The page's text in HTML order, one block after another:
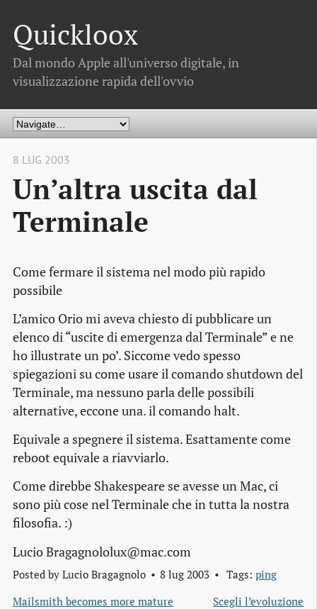
Quickloox
Dal mondo Apple all'universo digitale, in
visualizzazione rapida dell'ovvio
8 LUG 2003
Un’altra uscita dal
Terminale
Come fermare il sistema nel modo più rapido
possibile
L’amico Orio mi aveva chiesto di pubblicare un
elenco di “uscite di emergenza dal Terminale” e ne
ho illustrate un po’. Siccome vedo spesso
spiegazioni su come usare il comando shutdown del
Terminale, ma nessuno parla delle possibili
alternative, eccone una. il comando halt.
Equivale a spegnere il sistema. Esattamente come
reboot equivale a riavviarlo.
Come direbbe Shakespeare se avesse un Mac, ci
sono più cose nel Terminale che in tutta la nostra
filosofia. :)
Lucio Bragagnololux@mac.com
Posted by Lucio Bragagnolo 8 lug 2003 Tags: ping
Mailsmith becomes more mature
Scegli l’evoluzione